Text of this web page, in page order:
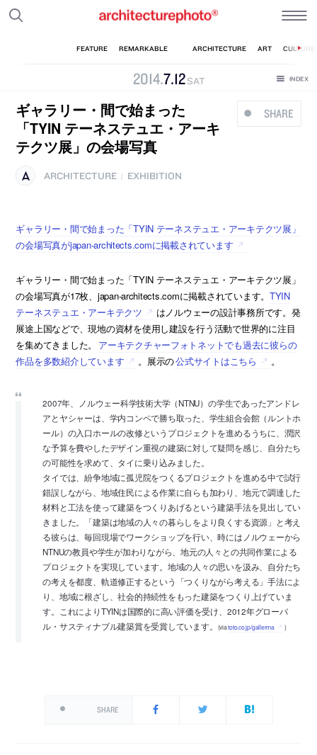
2014.7.12 SAT
SHARE
ギャラリー・間で始まった
「TYIN テーネステュエ・アーキ
テクツ展」の会場写真
ARCHITECTURE EXHIBITION
ギャラリー・間で始まった「TYIN テーネステュエ・アーキテクツ展」
の会場写真がjapan-architects.comに掲載されています
ギャラリー・間で始まった「TYIN テーネステュエ・アーキテクツ展」
の会場写真が17枚、japan-architects.comに掲載されています。TYIN
テーネステュエ・アーキテクツ
はノルウェーの設計事務所です。発
展途上国などで、現地の資材を使用し建設を行う活動で世界的に注目
を集めてきました。
アーキテクチャーフォトネットでも過去に彼らの
作品を多数紹介しています
。展示の公式サイトはこちら 。
2007年、ノルウェー科学技術大学（NTNU）の学生であったアンドレ
アとヤシャーは、学内コンペで勝ち取った、学生組合会館（ルントホ
ール）の入口ホールの改修というプロジェクトを進めるうちに、潤沢
な予算を費やしたデザイン重視の建築に対して疑問を感じ、自分たち
の可能性を求めて、タイに乗り込みました。
タイでは、紛争地域に孤児院をつくるプロジェクトを進める中で試行
錯誤しながら、地域住民による作業に自らも加わり、地元で調達した
材料と工法を使って建築をつくりあげるという建築手法を見出してい
きました。「建築は地域の人々の暮らしをより良くする資源」と考え
る彼らは、毎回現場でワークショップを行い、時にはノルウェーから
NTNUの教員や学生が加わりながら、地元の人々との共同作業による
プロジェクトを実現しています。地域の人々の思いを汲み、自分たち
の考えを都度、軌道修正するという「つくりながら考える」手法によ
り、地域に根ざし、社会的持続性をもった建築をつくり上げていま
す。これによりTYINは国際的に高い評価を受け、2012年グローバ
ル・サスティナブル建築賞を受賞しています。
(viatoto.co.jp/gallerma )
SHARE